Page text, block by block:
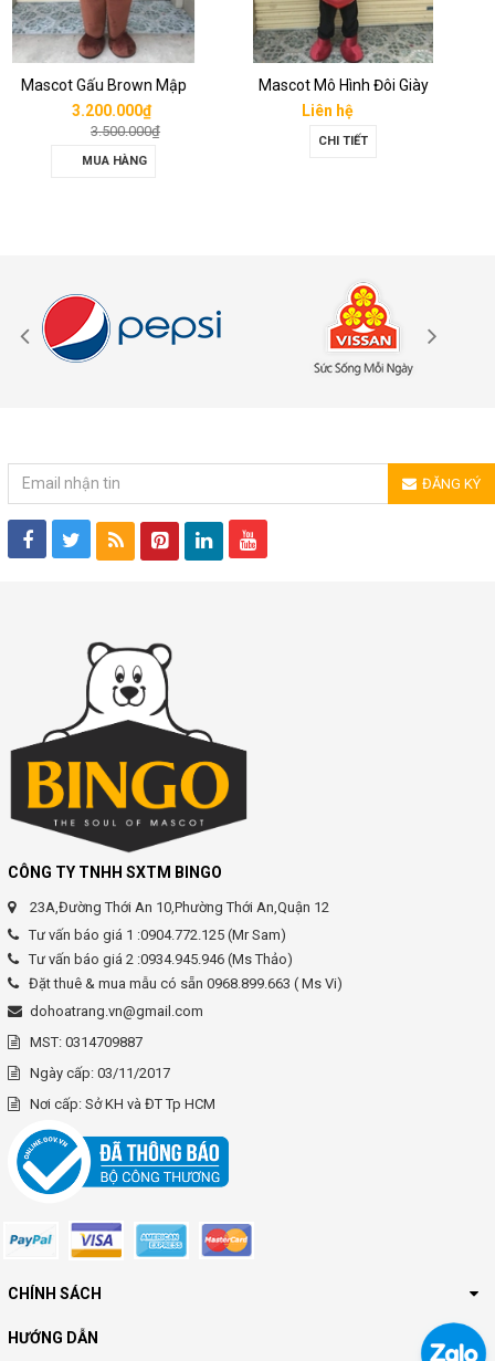
Mascot Mô Hình Đôi Giày
Liên hệ
CHI TIẾT
Mascot Mô Hình Tách Cafe
Liên hệ
CHI TIẾT
ĐĂNG KÝ
CÔNG TY TNHH SXTM BINGO
23A,Đường Thới An 10,Phường Thới An,Quận 12
Tư vấn báo giá 1 :0904.772.125 (Mr Sam)
Tư vấn báo giá 2 :0934.945.946 (Ms Thảo)
Đặt thuê & mua mẫu có sẵn 0968.899.663 ( Ms Vi)
dohoatrang.vn@gmail.com
MST: 0314709887
Ngày cấp: 03/11/2017
Nơi cấp: Sở KH và ĐT Tp HCM
CHÍNH SÁCH
HƯỚNG DẪN